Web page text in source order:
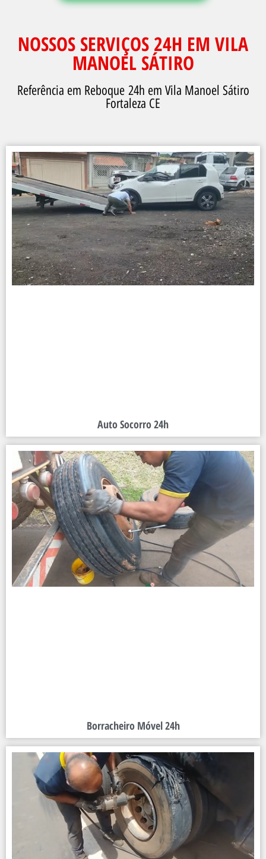
NOSSOS SERVIÇOS 24H EM VILA
MANOEL SÁTIRO
Referência em Reboque 24h em Vila Manoel Sátiro
Fortaleza CE
Auto Socorro 24h
Borracheiro Móvel 24h